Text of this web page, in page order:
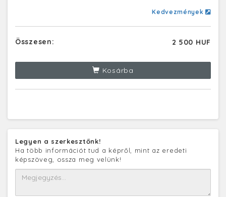
Kedvezmények
Összesen: 2 500 HUF
Kosárba
Legyen a szerkesztőnk!
Ha több információt tud a képről, mint az eredeti
képszöveg, ossza meg velünk!